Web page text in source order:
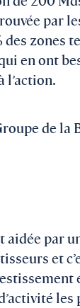
par
des zones
en ont
l’action.
de la
aidée par
et